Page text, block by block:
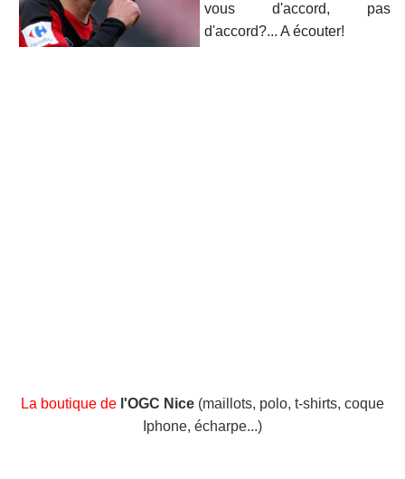
vous d'accord, pas
d'accord?... A écouter!
La boutique de l'OGC Nice (maillots, polo, t-shirts, coque
Iphone, écharpe...)